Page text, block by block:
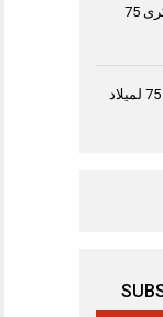
جوجل تحتفل بالذكرى 75
جوجل تحتفل بالذكرى 75 لميلاد